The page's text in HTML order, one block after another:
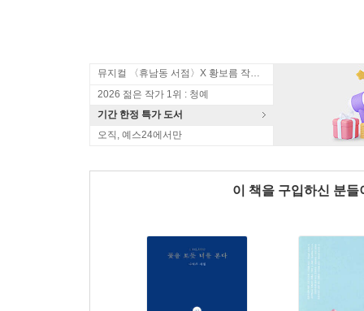
뮤지컬 〈휴남동 서점〉X 황보름 작가 북토크
2026 젊은 작가 1위 : 청예
기간 한정 특가 도서
오직, 예스24에서만
이 책을 구입하신 분